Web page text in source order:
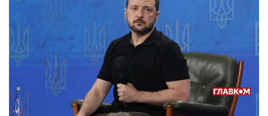
о
р
м
у